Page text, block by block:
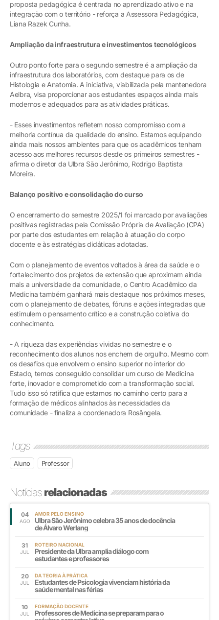
proposta pedagógica é centrada no aprendizado ativo e na
integração com o território - reforça a Assessora Pedagógica,
Liana Razek Cunha.
Ampliação da infraestrutura e investimentos tecnológicos
Outro ponto forte para o segundo semestre é a ampliação da
infraestrutura dos laboratórios, com destaque para os de
Histologia e Anatomia. A iniciativa, viabilizada pela mantenedora
Aelbra, visa proporcionar aos estudantes espaços ainda mais
modernos e adequados para as atividades práticas.
- Esses investimentos refletem nosso compromisso com a
melhoria contínua da qualidade do ensino. Estamos equipando
ainda mais nossos ambientes para que os acadêmicos tenham
acesso aos melhores recursos desde os primeiros semestres -
afirma o diretor da Ulbra São Jerônimo, Rodrigo Baptista
Moreira.
Balanço positivo e consolidação do curso
O encerramento do semestre 2025/1 foi marcado por avaliações
positivas registradas pela Comissão Própria de Avaliação (CPA)
por parte dos estudantes em relação à atuação do corpo
docente e às estratégias didáticas adotadas.
Com o planejamento de eventos voltados à área da saúde e o
fortalecimento dos projetos de extensão que aproximam ainda
mais a universidade da comunidade, o Centro Acadêmico da
Medicina também ganhará mais destaque nos próximos meses,
com o planejamento de debates, fóruns e ações integradas que
estimulem o pensamento crítico e a construção coletiva do
conhecimento.
- A riqueza das experiências vividas no semestre e o
reconhecimento dos alunos nos enchem de orgulho. Mesmo com
os desafios que envolvem o ensino superior no interior do
Estado, temos conseguido consolidar um curso de Medicina
forte, inovador e comprometido com a transformação social.
Tudo isso só ratifica que estamos no caminho certo para a
formação de médicos alinhados às necessidades da
comunidade - finaliza a coordenadora Rosângela.
Tags
Aluno Professor
Notíciasrelacionadas
04
AGO
AMOR PELO ENSINO
Ulbra São Jerônimo celebra 35 anos de docência
de Álvaro Werlang
31
JUL
ROTEIRO NACIONAL
Presidente da Ulbra amplia diálogo com
estudantes e professores
20
JUL
DA TEORIA À PRÁTICA
Estudantes de Psicologia vivenciam história da
saúde mental nas férias
10
JUL
FORMAÇÃO DOCENTE
Professores de Medicina se preparam para o